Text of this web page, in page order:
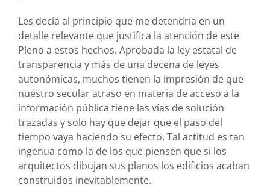
Les decía al principio que me detendría en un
detalle relevante que justifica la atención de este
Pleno a estos hechos. Aprobada la ley estatal de
transparencia y más de una decena de leyes
autonómicas, muchos tienen la impresión de que
nuestro secular atraso en materia de acceso a la
información pública tiene las vías de solución
trazadas y solo hay que dejar que el paso del
tiempo vaya haciendo su efecto. Tal actitud es tan
ingenua como la de los que piensen que si los
arquitectos dibujan sus planos los edificios acaban
construidos inevitablemente.